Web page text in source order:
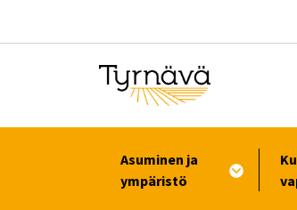
Asuminen ja
ympäristö